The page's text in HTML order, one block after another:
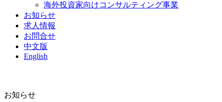
海外投資家向けコンサルティング事業
お知らせ
求人情報
お問合せ
中文版
English
お知らせ